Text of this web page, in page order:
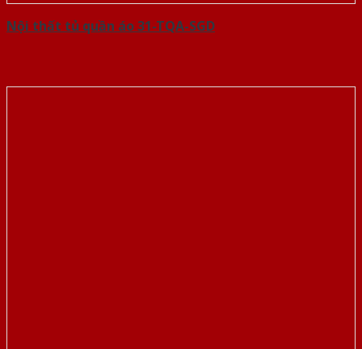
Nội thất tủ quần áo 31-TQA-SGD